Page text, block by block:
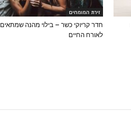
זירת המומחים
חדר קריוקי כשר – בילוי מהנה שמתאים
לאורח החיים